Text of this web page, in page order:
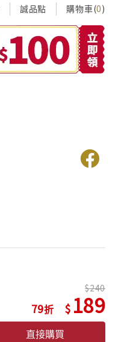
誠品點 購物車(0)
79
240
189
直接購買